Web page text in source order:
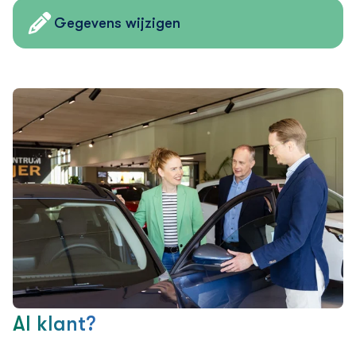
Gegevens wijzigen
Al klant?